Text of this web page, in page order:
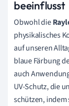
beeinflusst
Obwohl die
physikalisches
auf unseren
blaue Färbung
auch
UV-Schutz, die
schützen,